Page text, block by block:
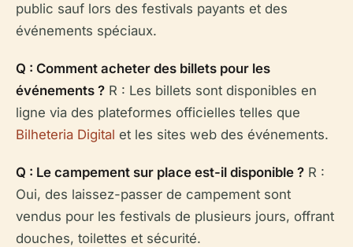
public sauf lors des festivals payants et des
événements spéciaux.
Q : Comment acheter des billets pour les
événements ? R : Les billets sont disponibles en
ligne via des plateformes officielles telles que
Bilheteria Digital et les sites web des événements.
Q : Le campement sur place est-il disponible ? R :
Oui, des laissez-passer de campement sont
vendus pour les festivals de plusieurs jours, offrant
douches, toilettes et sécurité.